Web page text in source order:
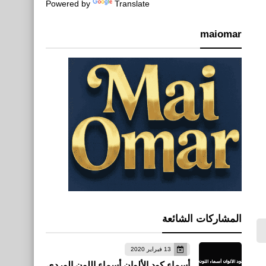
Powered by Translate
maiomar
المشاركات الشائعة
13 فبراير 2020